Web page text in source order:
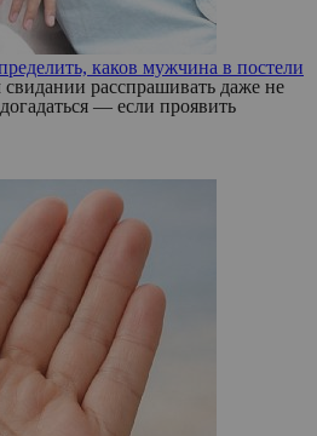
каков мужчина в постели
расспрашивать даже не
— если проявить